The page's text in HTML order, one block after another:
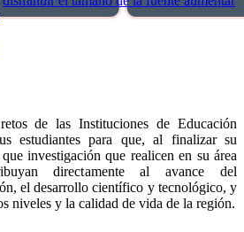
de las Instituciones de Educación
estudiantes para que, al finalizar su
investigación que realicen en su área
directamente al avance del
el desarrollo científico y tecnológico, y
niveles y la calidad de vida de la región.